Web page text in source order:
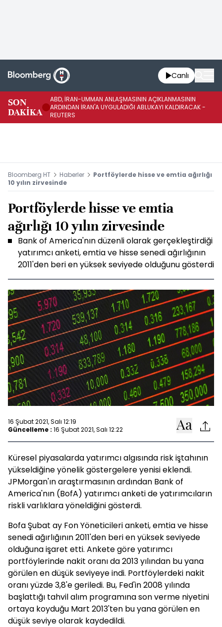
Canlı
SON
DAKİKA
ABD, İRAN-UMMAN ANLAŞMASININ AÇIKLANMASININ
ARDINDAN İRAN'A UYGULADIĞI ABLUKAYI KALDIRACAK -
REUTERS
Bloomberg HT Haberler
Portföylerde hisse ve emtia ağırlığı
10 yılın zirvesinde
Portföylerde hisse ve emtia
ağırlığı 10 yılın zirvesinde
Bank of America'nın düzenli olarak gerçekleştirdiği
yatırımcı anketi, emtia ve hisse senedi ağırlığının
2011'den beri en yüksek seviyede olduğunu gösterdi
16 Şubat 2021, Salı 12:19
Güncelleme : 16 Şubat 2021, Salı 12:22
Küresel piyasalarda yatırımcı algısında risk iştahının
yükseldiğine yönelik göstergelere yenisi eklendi.
JPMorgan'ın araştırmasının ardından Bank of
America'nın (BofA) yatırımcı anketi de yatırımcıların
riskli varlıklara yöneldiğini gösterdi.
Bofa Şubat ay Fon Yöneticileri anketi, emtia ve hisse
senedi ağırlığının 2011'den beri en yüksek seviyede
olduğuna işaret etti. Ankete göre yatırımcı
portföylerinde nakit oranı da 2013 yılından bu yana
görülen en düşük seviyeye indi. Portföylerdeki nakit
oranı yüzde 3,8'e geriledi. Bu, Fed'in 2008 yılında
başlattığı tahvil alım programına son verme niyetini
ortaya koyduğu Mart 2013'ten bu yana görülen en
düşük seviye olarak kaydedildi.